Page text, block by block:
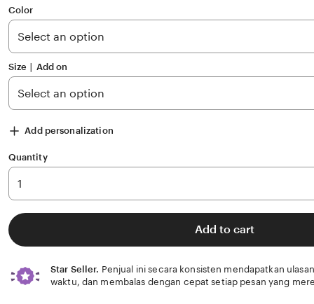
5
Color
Size ∣ Add on
Add personalization
Quantity
Add to cart
Star Seller. Penjual ini secara konsisten mendapatkan
waktu, dan membalas dengan cepat setiap pesan yang